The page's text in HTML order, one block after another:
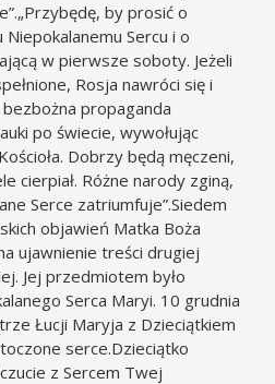
by prosić o
Sercu i o
w pierwsze soboty. Jeżeli
Rosja nawróci się i
bezbożna propaganda
po świecie, wywołując
Dobrzy będą męczeni,
cierpiał. Różne narody zginą,
Serce zatriumfuje”.Siedem
objawień Matka Boża
ujawnienie treści drugiej
Jej przedmiotem było
Serca Maryi. 10 grudnia
Łucji Maryja z Dzieciątkiem
serce.Dzieciątko
z Sercem Twej